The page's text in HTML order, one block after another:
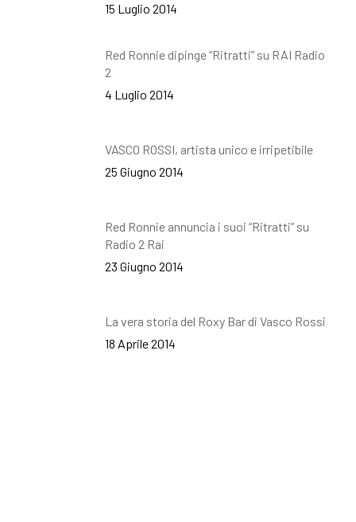
15 Luglio 2014
Red Ronnie dipinge “Ritratti” su RAI Radio
2
4 Luglio 2014
VASCO ROSSI, artista unico e irripetibile
25 Giugno 2014
Red Ronnie annuncia i suoi “Ritratti” su
Radio 2 Rai
23 Giugno 2014
La vera storia del Roxy Bar di Vasco Rossi
18 Aprile 2014